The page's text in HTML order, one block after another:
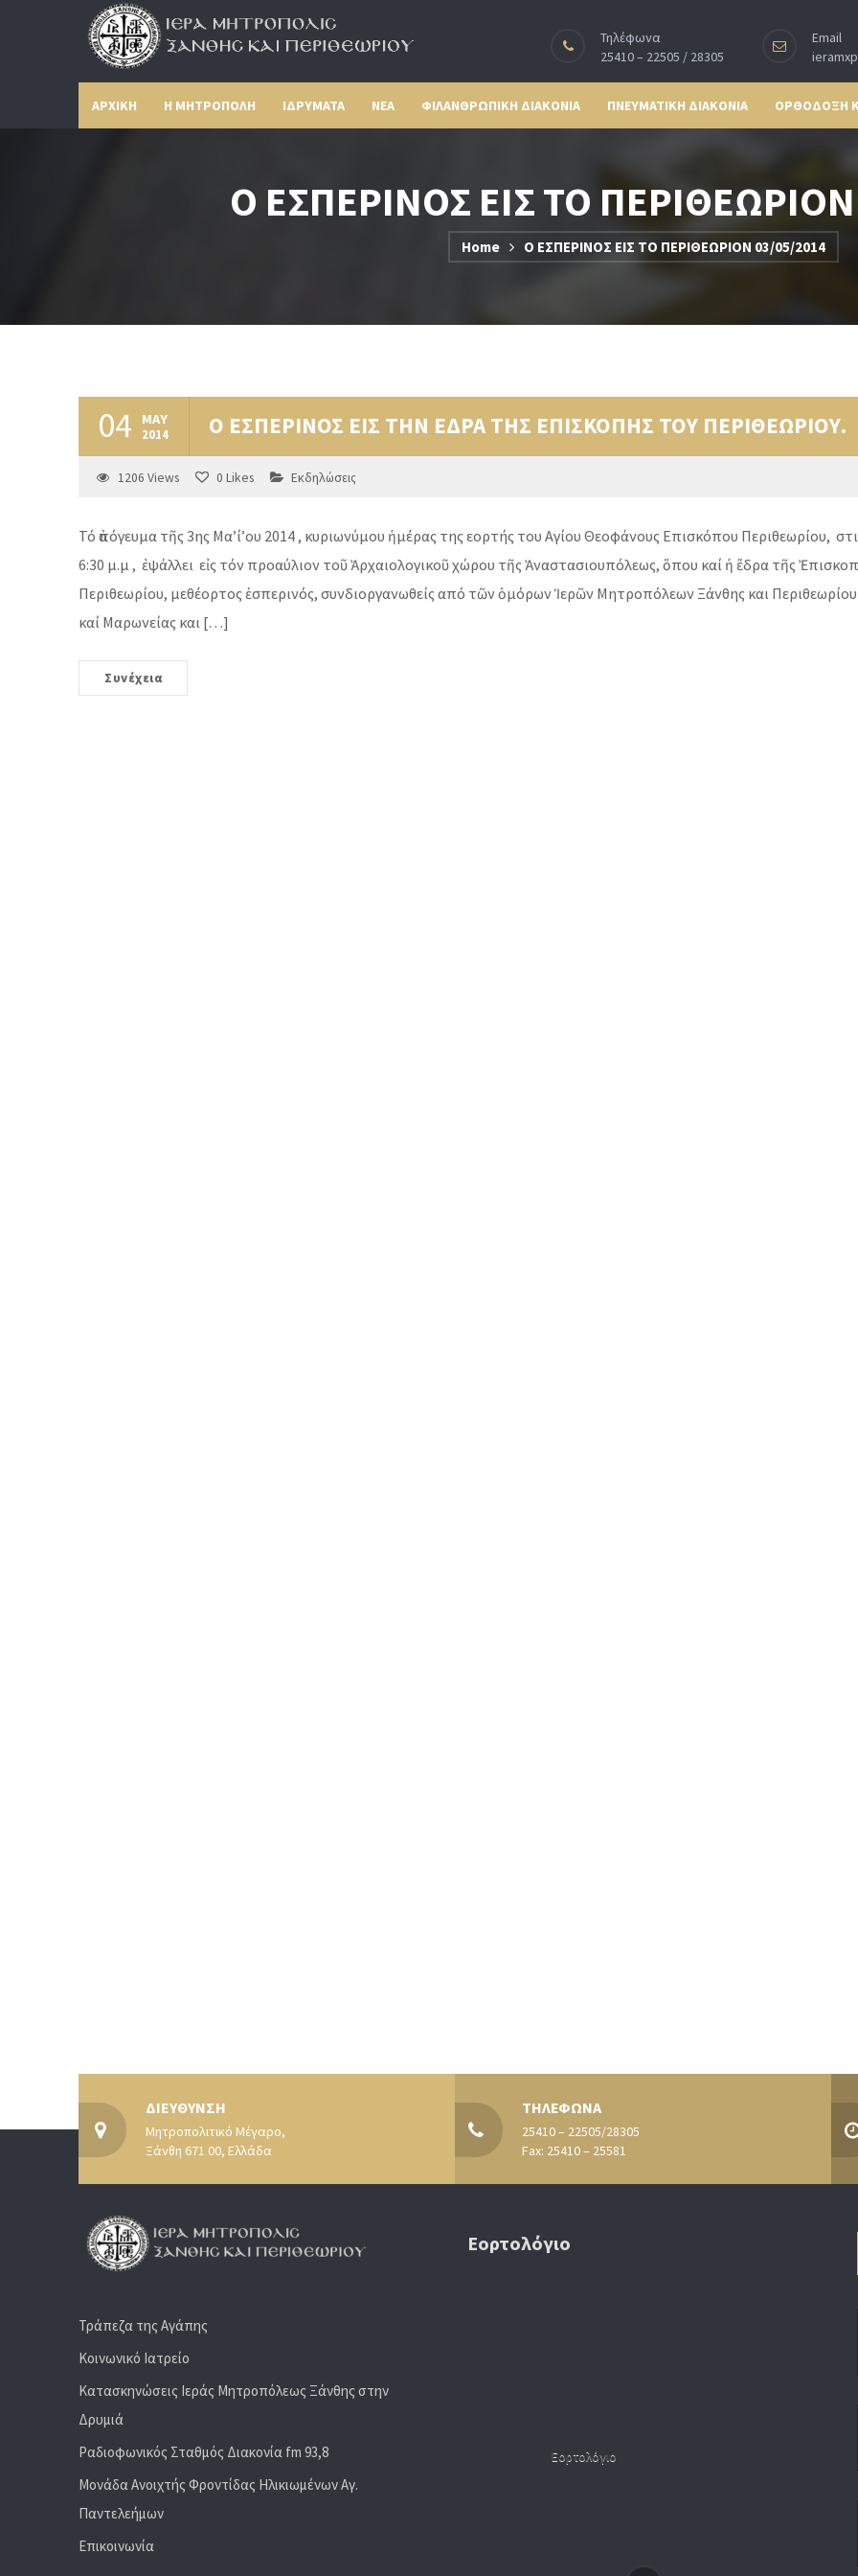
Τηλέφωνα
25410 – 22505 / 28305
Email
ΑΡΧΙΚΗ Η ΜΗΤΡΟΠΟΛΗ ΙΔΡΥΜΑΤΑ ΝΕΑ ΦΙΛΑΝΘΡΩΠΙΚΗ ΔΙΑΚΟΝΙΑ ΠΝΕΥΜΑΤΙΚΗ ΔΙΑΚΟΝΙΑ ΟΡΘΟΔΟΞΗ
Ο ΕΣΠΕΡΙΝΟΣ ΕΙΣ ΤΟ
Home Ο ΕΣΠΕΡΙΝΟΣ ΕΙΣ ΤΟ ΠΕΡΙΘΕΩΡΙΟΝ 03/05/2014
04 MAY
2014 Ο ΕΣΠΕΡΙΝΟΣ ΕΙΣ ΤΗΝ ΕΔΡΑ ΤΗΣ ΕΠΙΣΚΟΠΗΣ ΤΟΥ ΠΕΡΙΘΕΩΡΙΟΥ.
1206 Views 0 Likes Εκδηλώσεις
Τό ἀπόγευμα τῆς 3ης Μα’ί’ου 2014 , κυριωνύμου ἡμέρας της εορτής του Αγίου Θεοφάνους Επισκόπου Περιθεωρίου,
6:30 μ.μ , ἐψάλλει εἰς τόν προαύλιον τοῦ Ἀρχαιολογικοῦ χώρου τῆς Ἀναστασιουπόλεως, ὅπου καί ἡ ἕδρα τῆς
Περιθεωρίου, μεθέορτος ἑσπερινός, συνδιοργανωθείς από τῶν ὁμόρων Ἱερῶν Μητροπόλεων Ξάνθης και
καί Μαρωνείας και […]
Συνέχεια
ΔΙΕΥΘΥΝΣΗ
Μητροπολιτικό Μέγαρο,
Ξάνθη 671 00, Ελλάδα
ΤΗΛΕΦΩΝΑ
25410 – 22505/28305
Fax: 25410 – 25581
Τράπεζα της Αγάπης
Κοινωνικό Ιατρείο
Κατασκηνώσεις Ιεράς Μητροπόλεως Ξάνθης στην
Δρυμιά
Ραδιoφωνικός Σταθμός Διακονία fm 93,8
Μονάδα Ανοιχτής Φροντίδας Ηλικιωμένων Αγ.
Παντελεήμων
Επικοινωνία
Εορτολόγιο
Εορτολόγιο